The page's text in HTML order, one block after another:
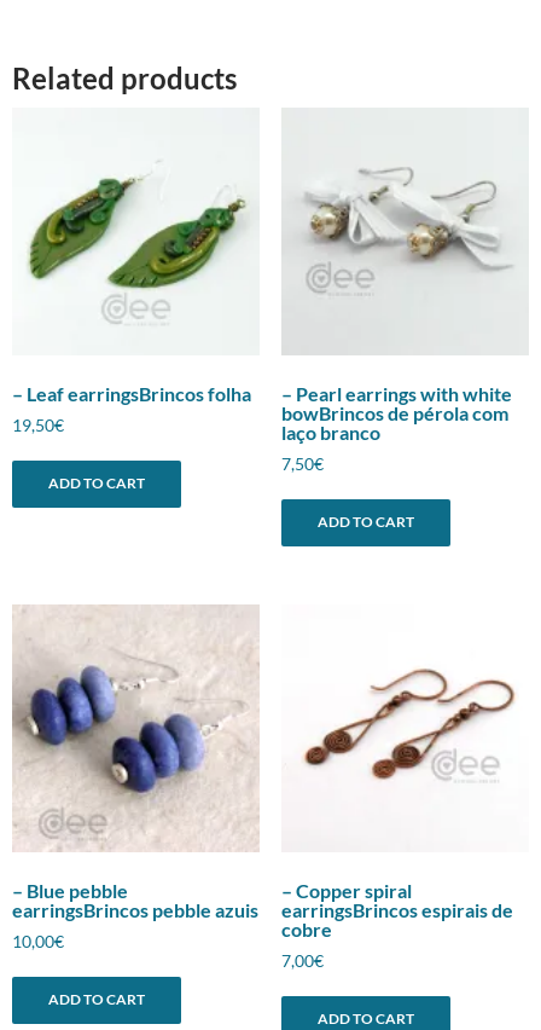
Related products
– Leaf earringsBrincos folha
19,50€
ADD TO CART
– Pearl earrings with white
bowBrincos de pérola com
laço branco
7,50€
ADD TO CART
– Blue pebble
earringsBrincos pebble azuis
10,00€
ADD TO CART
– Copper spiral
earringsBrincos espirais de
cobre
7,00€
ADD TO CART